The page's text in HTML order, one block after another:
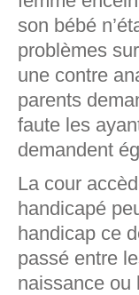
son bébé
problèmes
une contre
parents
faute les
demandent
La cour
handicapé
handicap ce
passé entre
naissance ou